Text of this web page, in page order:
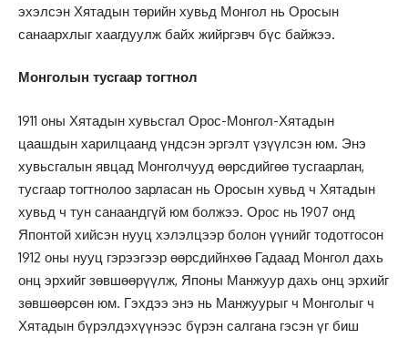
эхэлсэн Хятадын төрийн хувьд Монгол нь Оросын
санаархлыг хаагдуулж байх жийргэвч бүс байжээ.
Монголын тусгаар тогтнол
1911 оны Хятадын хувьсгал Орос-Монгол-Хятадын
цаашдын харилцаанд үндсэн эргэлт үзүүлсэн юм. Энэ
хувьсгалын явцад Монголчууд өөрсдийгөө тусгаарлан,
тусгаар тогтнолоо зарласан нь Оросын хувьд ч Хятадын
хувьд ч тун санаандгүй юм болжээ. Орос нь 1907 онд
Японтой хийсэн нууц хэлэлцээр болон үүнийг тодотгосон
1912 оны нууц гэрээгээр өөрсдийнхөө Гадаад Монгол дахь
онц эрхийг зөвшөөрүүлж, Японы Манжуур дахь онц эрхийг
зөвшөөрсөн юм. Гэхдээ энэ нь Манжуурыг ч Монголыг ч
Хятадын бүрэлдэхүүнээс бүрэн салгана гэсэн үг биш